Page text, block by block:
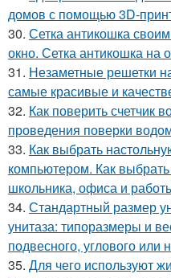
домов с помощью 3D-
30. Сетка антикошка
окно. Сетка антикошка на
31. Незаметные решетки
самые красивые и
32. Как поверить счетчик
проведения поверки
33. Как выбрать
компьютером. Как
школьника, офиса и
34. Стандартный размер
унитаза: типоразмеры и
подвесного, углового или
35. Для чего используют